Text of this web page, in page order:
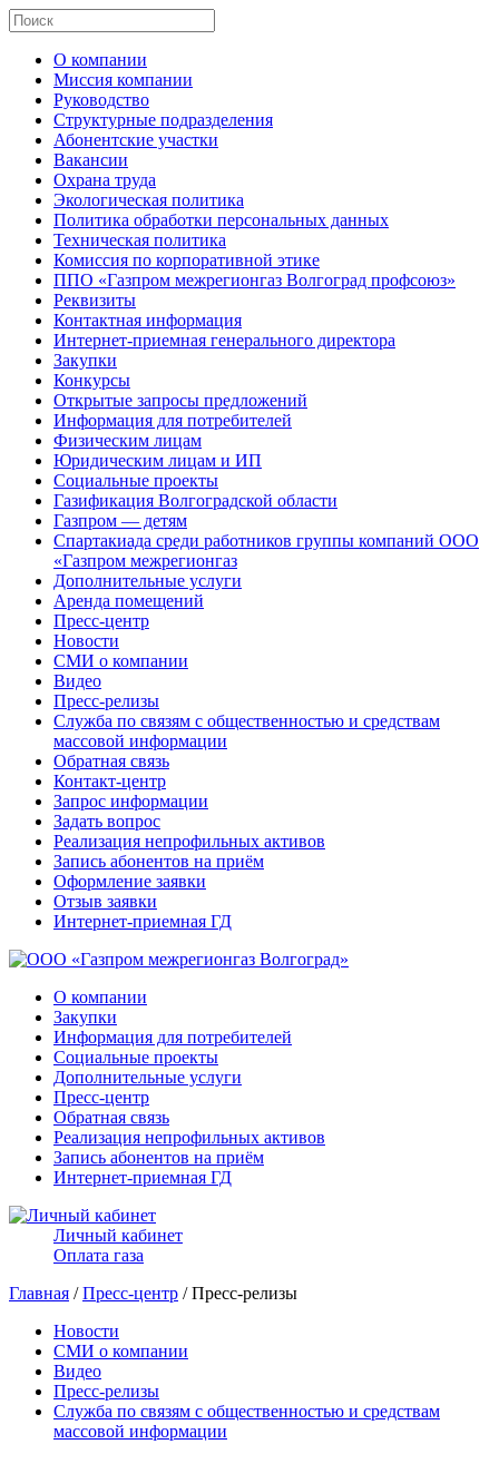
О компании
Миссия компании
Руководство
Структурные подразделения
Абонентские участки
Вакансии
Охрана труда
Экологическая политика
Политика обработки персональных данных
Техническая политика
Комиссия по корпоративной этике
ППО «Газпром межрегионгаз Волгоград профсоюз»
Реквизиты
Контактная информация
Интернет-приемная генерального директора
Закупки
Конкурсы
Открытые запросы предложений
Информация для потребителей
Физическим лицам
Юридическим лицам и ИП
Социальные проекты
Газификация Волгоградской области
Газпром — детям
Спартакиада среди работников группы компаний ООО
«Газпром межрегионгаз
Дополнительные услуги
Аренда помещений
Пресс-центр
Новости
СМИ о компании
Видео
Пресс-релизы
Служба по связям с общественностью и средствам
массовой информации
Обратная связь
Контакт-центр
Запрос информации
Задать вопрос
Реализация непрофильных активов
Запись абонентов на приём
Оформление заявки
Отзыв заявки
Интернет-приемная ГД
О компании
Закупки
Информация для потребителей
Социальные проекты
Дополнительные услуги
Пресс-центр
Обратная связь
Реализация непрофильных активов
Запись абонентов на приём
Интернет-приемная ГД
Личный кабинет
Оплата газа
Главная /Пресс-центр / Пресс-релизы
Новости
СМИ о компании
Видео
Пресс-релизы
Служба по связям с общественностью и средствам
массовой информации